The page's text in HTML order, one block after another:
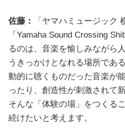
佐藤：
「ヤマハミュージック
「Yamaha Sound Crossing
るのは、音楽を愉しみながら
うきっかけとなれる場所であ
動的に聴くものだった音楽が
ったり、創造性が刺激されて
そんな「体験の場」をつくる
続けたいと考えます。